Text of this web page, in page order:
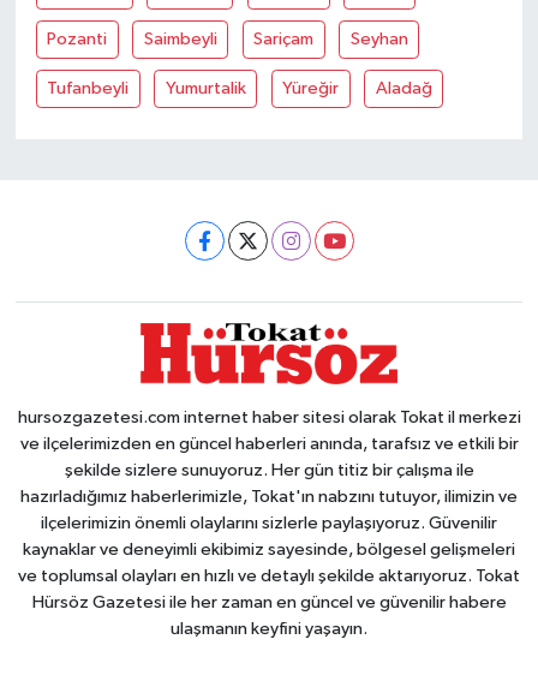
Pozanti Saimbeyli Sariçam Seyhan
Tufanbeyli Yumurtalik Yüreğir Aladağ
hursozgazetesi.com internet haber sitesi olarak Tokat il merkezi
ve ilçelerimizden en güncel haberleri anında, tarafsız ve etkili bir
şekilde sizlere sunuyoruz. Her gün titiz bir çalışma ile
hazırladığımız haberlerimizle, Tokat'ın nabzını tutuyor, ilimizin ve
ilçelerimizin önemli olaylarını sizlerle paylaşıyoruz. Güvenilir
kaynaklar ve deneyimli ekibimiz sayesinde, bölgesel gelişmeleri
ve toplumsal olayları en hızlı ve detaylı şekilde aktarıyoruz. Tokat
Hürsöz Gazetesi ile her zaman en güncel ve güvenilir habere
ulaşmanın keyfini yaşayın.